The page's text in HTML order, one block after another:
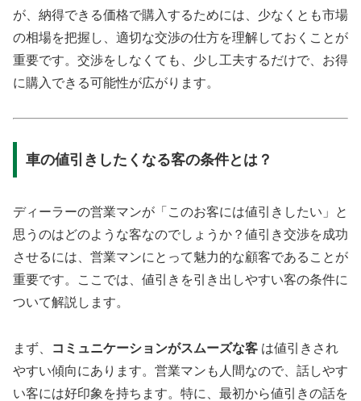
が、納得できる価格で購入するためには、少なくとも市場
の相場を把握し、適切な交渉の仕方を理解しておくことが
重要です。交渉をしなくても、少し工夫するだけで、お得
に購入できる可能性が広がります。
車の値引きしたくなる客の条件とは？
ディーラーの営業マンが「このお客には値引きしたい」と
思うのはどのような客なのでしょうか？値引き交渉を成功
させるには、営業マンにとって魅力的な顧客であることが
重要です。ここでは、値引きを引き出しやすい客の条件に
ついて解説します。
まず、 コミュニケーションがスムーズな客 は値引きされ
やすい傾向にあります。営業マンも人間なので、話しやす
い客には好印象を持ちます。特に、最初から値引きの話を